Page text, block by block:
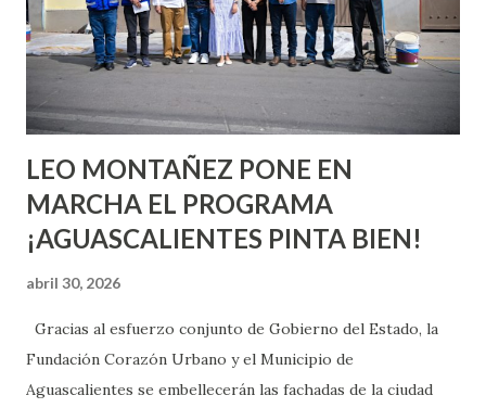
pienses que el sexo será increíble y no puedas esperar para
experimentarlo, pero como cualquier persona con
experiencia te dirá, siempre es mejor cuando ambas partes
son suficientemen...
LEO MONTAÑEZ PONE EN
MARCHA EL PROGRAMA
¡AGUASCALIENTES PINTA BIEN!
abril 30, 2026
Gracias al esfuerzo conjunto de Gobierno del Estado, la
Fundación Corazón Urbano y el Municipio de
Aguascalientes se embellecerán las fachadas de la ciudad